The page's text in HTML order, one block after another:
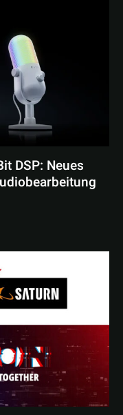
DSP: Neues